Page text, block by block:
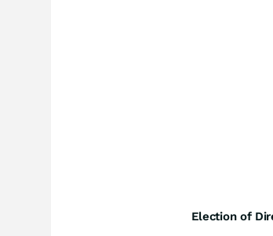
Election of